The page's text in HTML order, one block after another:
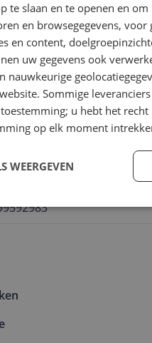
prijsupdate
2026
koelbox
te slaan en te openen en
en browsegegevens,
en content,
uw gegevens ook
nauwkeurige
Sommige
u hebt het
op elk moment
WEERGEVEN